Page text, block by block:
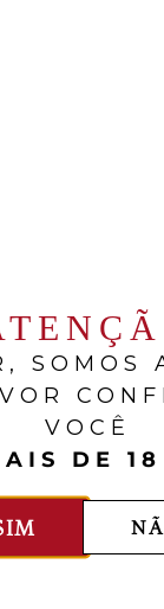
SOMOS
VOCÊ
DE